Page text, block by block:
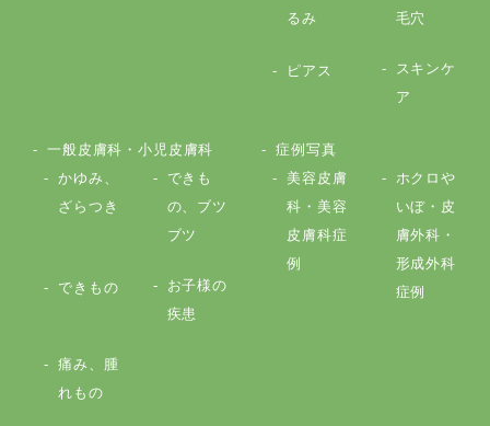
るみ
毛穴
ピアス
スキンケ
ア
一般皮膚科・小児皮膚科
かゆみ、
ざらつき
できも
の、ブツ
ブツ
できもの
お子様の
疾患
痛み、腫
れもの
症例写真
美容皮膚
科・美容
皮膚科症
例
ホクロや
いぼ・皮
膚外科・
形成外科
症例